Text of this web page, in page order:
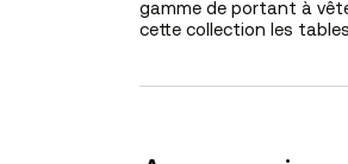
gamme de portant à
cette collection les